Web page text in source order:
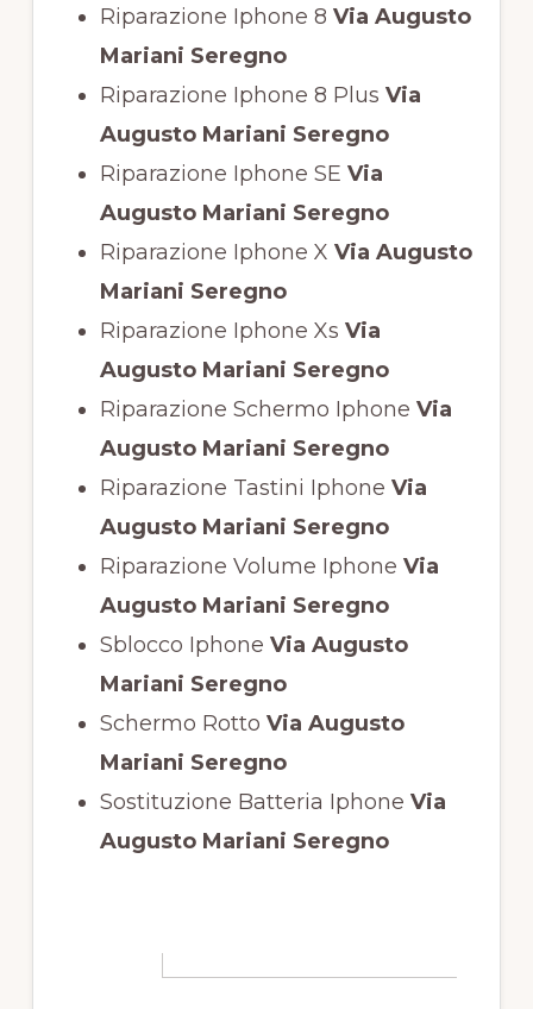
Riparazione Iphone 8 Via Augusto
Mariani Seregno
Riparazione Iphone 8 Plus Via
Augusto Mariani Seregno
Riparazione Iphone SE Via
Augusto Mariani Seregno
Riparazione Iphone X Via Augusto
Mariani Seregno
Riparazione Iphone Xs Via
Augusto Mariani Seregno
Riparazione Schermo Iphone Via
Augusto Mariani Seregno
Riparazione Tastini Iphone Via
Augusto Mariani Seregno
Riparazione Volume Iphone Via
Augusto Mariani Seregno
Sblocco Iphone Via Augusto
Mariani Seregno
Schermo Rotto Via Augusto
Mariani Seregno
Sostituzione Batteria Iphone Via
Augusto Mariani Seregno